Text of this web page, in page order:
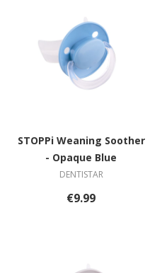
STOPPi Weaning Soother
- Opaque Blue
DENTISTAR
€9.99